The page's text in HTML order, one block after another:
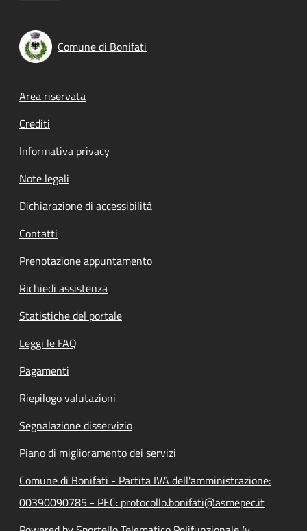
Comune di Bonifati
Footer menu
Area riservata
Crediti
Informativa privacy
Note legali
Dichiarazione di accessibilità
Contatti
Prenotazione appuntamento
Richiedi assistenza
Statistiche del portale
Leggi le FAQ
Pagamenti
Riepilogo valutazioni
Segnalazione disservizio
Piano di miglioramento dei servizi
Comune di Bonifati - Partita IVA dell'amministrazione:
00390090785 - PEC: protocollo.bonifati@asmepec.it